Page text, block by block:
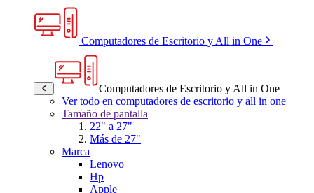
Computadores de Escritorio y All in One
Computadores de Escritorio y All in One
Ver todo en computadores de escritorio y all in one
Tamaño de pantalla
22" a 27"
Más de 27"
Marca
Lenovo
Hp
Apple